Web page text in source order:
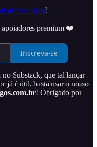
dos Jogos!
apoiadores premium ❤️
Inscreva-se
no Substack, que tal lançar
já é útil, basta usar o nosso
! Obrigado por